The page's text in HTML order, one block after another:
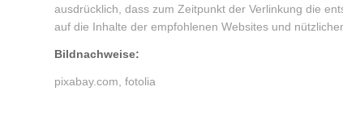
ausdrücklich, dass zum Zeitpunkt der Verlinkung die
auf die Inhalte der empfohlenen Websites und
Bildnachweise:
pixabay.com, fotolia